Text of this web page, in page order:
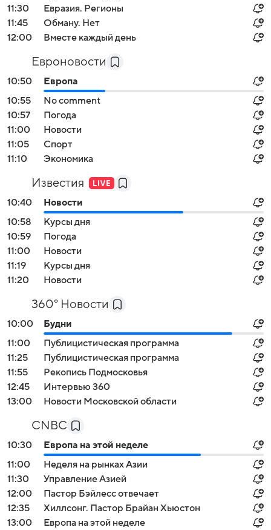
11:30
Евразия. Регионы
11:45
Обману. Нет
12:00
Вместе каждый день
Евроновости
10:50
Европа
10:55
No comment
10:57
Погода
11:00
Новости
11:05
Спорт
11:10
Экономика
Известия
10:40
Новости
10:58
Курсы дня
10:59
Погода
11:00
Новости
11:19
Курсы дня
11:20
Новости
360° Новости
10:00
Будни
11:00
Публицистическая программа
11:25
Публицистическая программа
11:55
Рекопись Подмосковья
12:45
Интервью 360
13:00
Новости Московской области
CNBC
10:30
Европа на этой неделе
11:00
Неделя на рынках Азии
11:30
Управление Азией
12:00
Пастор Бэйлесс отвечает
12:35
Хиллсонг. Пастор Брайан Хьюстон
13:00
Европа на этой неделе